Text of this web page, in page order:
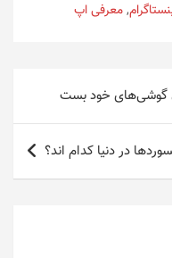
,معرفی اپ
گوشی‌های خود بست
در دنیا کدام اند؟